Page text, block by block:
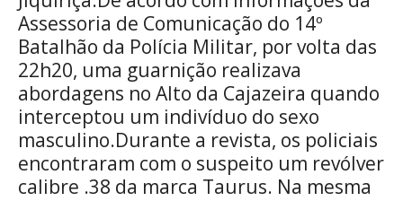
Assessoria de Comunicação do 14º
Batalhão da Polícia Militar, por volta das
22h20, uma guarnição realizava
abordagens no Alto da Cajazeira quando
interceptou um indivíduo do sexo
masculino.Durante a revista, os policiais
encontraram com o suspeito um revólver
calibre .38 da marca Taurus. Na mesma